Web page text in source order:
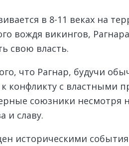
в 8-11 веках на
вождя викингов,
свою власть.
что Рагнар, будучи
конфликту с властными
союзники несмотря
и славу.
историческими